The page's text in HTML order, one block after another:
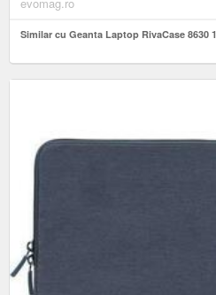
Similar cu Geanta Laptop RivaCase 8630